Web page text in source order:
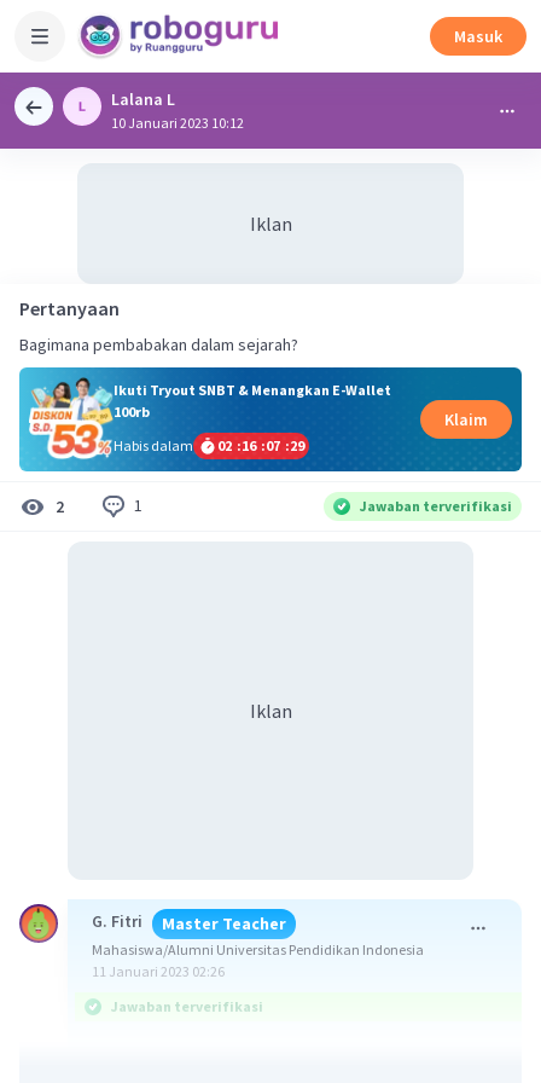
Masuk
Lalana L
10 Januari 2023 10:12
Iklan
Pertanyaan
Bagimana pembabakan dalam sejarah?
Ikuti Tryout SNBT & Menangkan E-Wallet
100rb
Habis dalam
02 :16 :07 :28
Klaim
2 1 Jawaban terverifikasi
Iklan
G. Fitri Master Teacher
Mahasiswa/Alumni Universitas Pendidikan Indonesia
11 Januari 2023 02:26
Jawaban terverifikasi